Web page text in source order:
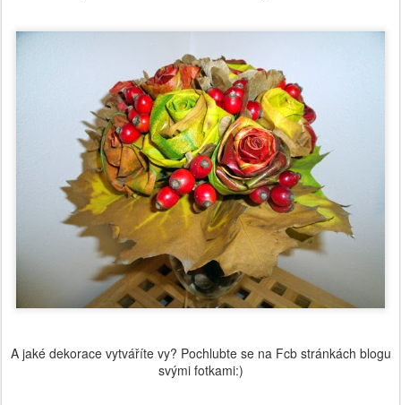
A jaké dekorace vytváříte vy? Pochlubte se na Fcb stránkách blogu
svými fotkami:)